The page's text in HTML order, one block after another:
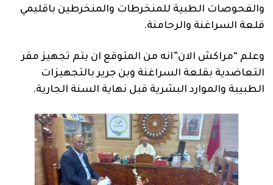
والفحوصات الطبية للمنخرطات والمنخرطين باقليمي
قلعة السراغنة والرحامنة.
وعلم “مراكش الان”انه من المتوقع ان يتم تجهيز مقر
التعاضدية بقلعة السراغنة وبن جرير بالتجهيزات
الطبيبة والموارد البشرية قبل نهاية السنة الجارية.